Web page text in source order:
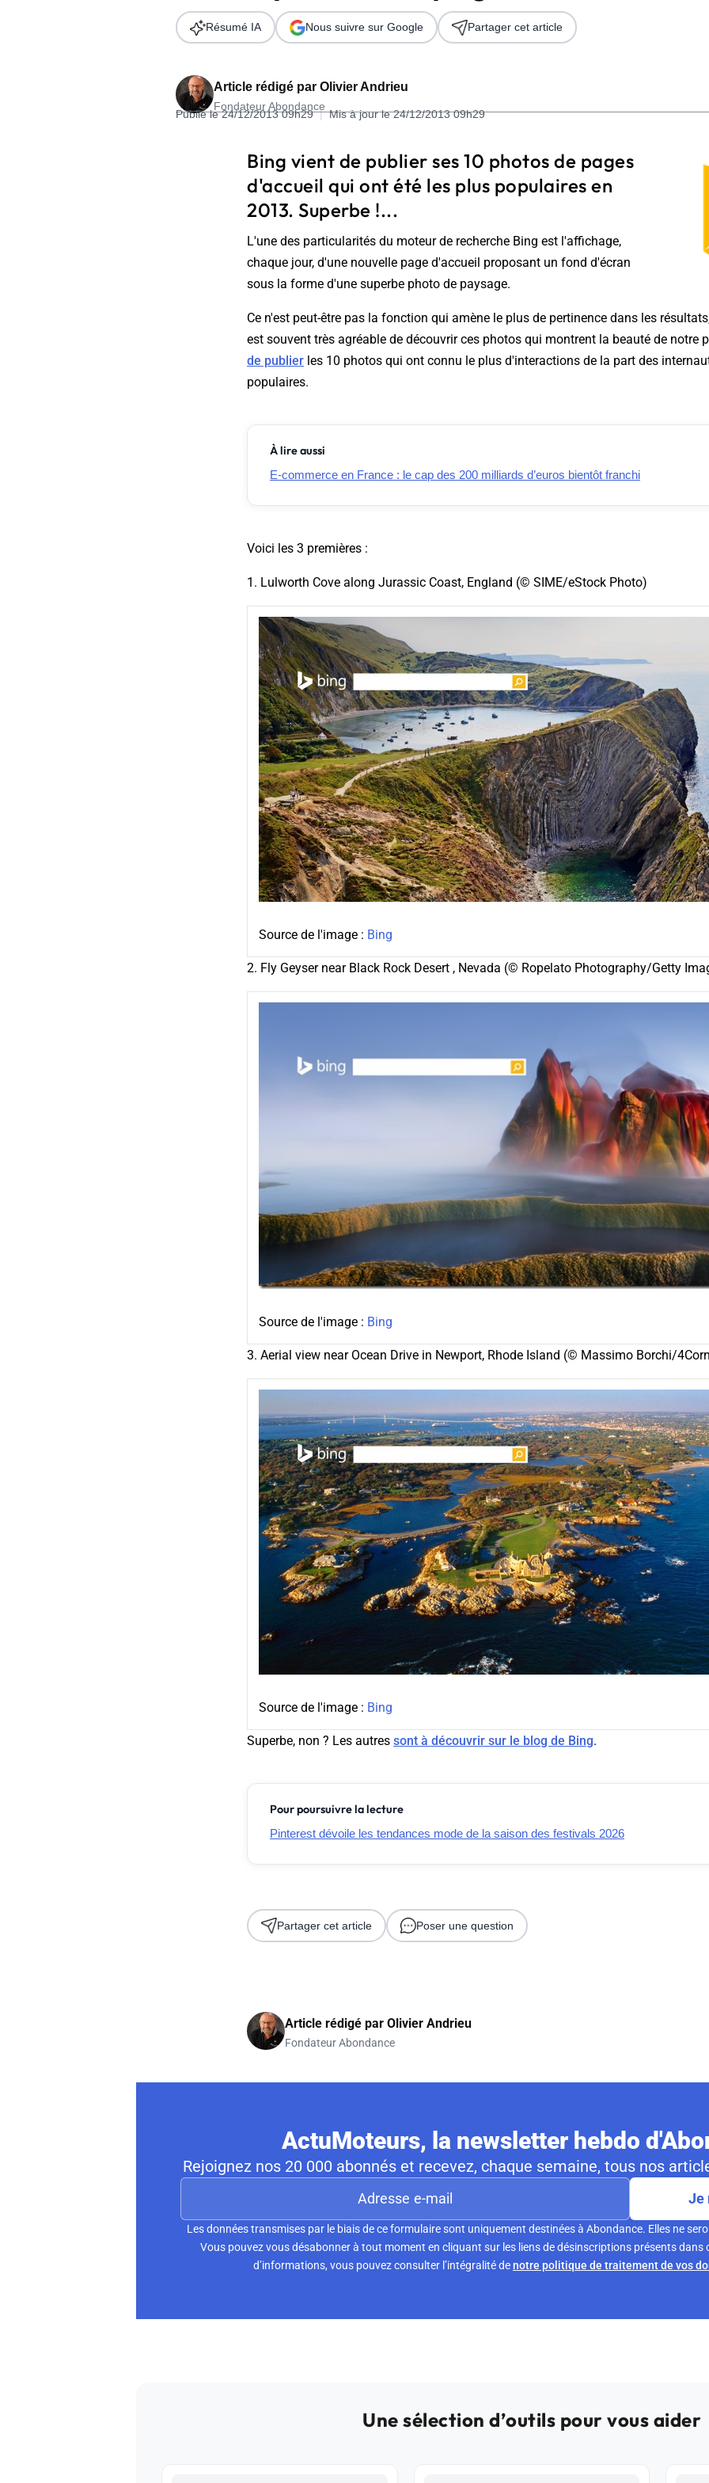
Télécharger l'Ebook
Formation SEO & GEO - Edition 2026
244.30€ HT au lieu de 349€ pendant 1 mois !
Article rédigé par Olivier Andrieu
Fondateur Abondance
Publié le 24/12/2013 09h29 | Mis à jour le 24/12/2013 09h29
Résumé IA Nous suivre sur Google Partager cet article
Bing vient de publier ses 10 photos de pages
d'accueil qui ont été les plus populaires en
2013. Superbe !...
L'une des particularités du moteur de recherche Bing est l'affichage,
chaque jour, d'une nouvelle page d'accueil proposant un fond d'écran
sous la forme d'une superbe photo de paysage.
Ce n'est peut-être pas la fonction qui amène le plus de pertinence dans les
est souvent très agréable de découvrir ces photos qui montrent la beauté de notre
de publier les 10 photos qui ont connu le plus d'interactions de la part des
populaires.
À lire aussi
E-commerce en France : le cap des 200 milliards d’euros bientôt franchi
Voici les 3 premières :
1. Lulworth Cove along Jurassic Coast, England (© SIME/eStock Photo)
Source de l'image : Bing
2. Fly Geyser near Black Rock Desert , Nevada (© Ropelato Photography/Getty
Source de l'image : Bing
3. Aerial view near Ocean Drive in Newport, Rhode Island (© Massimo Borchi/
Source de l'image : Bing
Superbe, non ? Les autres sont à découvrir sur le blog de Bing.
Pour poursuivre la lecture
Pinterest dévoile les tendances mode de la saison des festivals 2026
Partager cet article Poser une question
Article rédigé par Olivier Andrieu
Fondateur Abondance
ActuMoteurs, la newsletter hebdo
Rejoignez nos 20 000 abonnés et recevez, chaque semaine, tous nos
Je
Les données transmises par le biais de ce formulaire sont uniquement destinées à Abondance. Elles ne
Vous pouvez vous désabonner à tout moment en cliquant sur les liens de désinscriptions présents dans
d’informations, vous pouvez consulter l’intégralité denotre politique de traitement de vos
Une sélection d’outils pour vous aider